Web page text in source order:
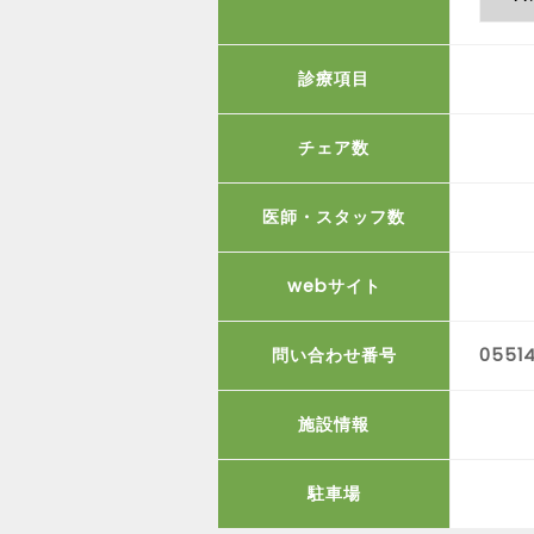
診療項目
チェア数
医師・スタッフ数
webサイト
問い合わせ番号
施設情報
駐車場